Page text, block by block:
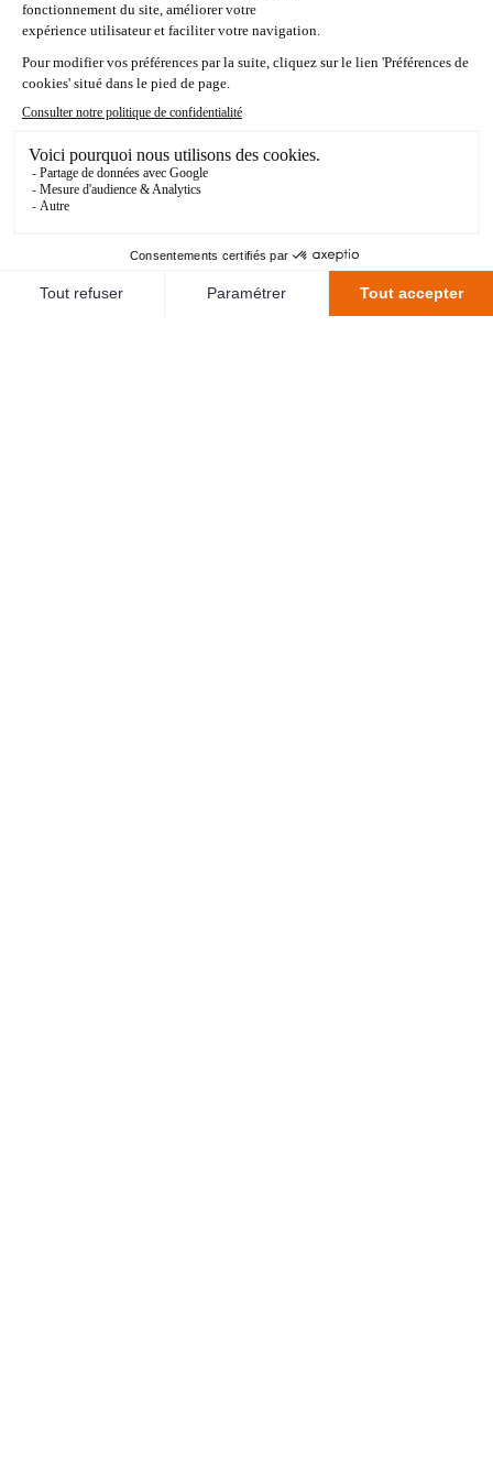
La composition de l'équipe n'a pas encore été
communiquée.
STATISTIQUES
203J - 13 : 02